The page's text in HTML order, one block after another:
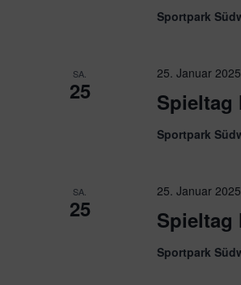
Sportpark
SA.
25 Spieltag
25. Januar
Sportpark
SA.
25 Spieltag
25. Januar
Sportpark